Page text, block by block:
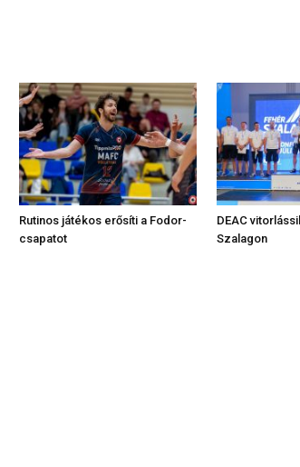
Rutinos játékos erősíti a Fodor-
csapatot
DEAC
Szalagon